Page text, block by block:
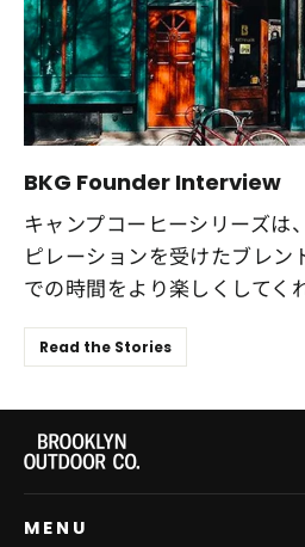
BKG Founder Interview
キャンプコーヒーシリーズは
ピレーションを受けたブレン
での時間をより楽しくしてく
Read the Stories
MENU